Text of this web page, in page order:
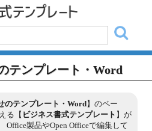
テンプレート・Word
のテンプレート・Word】のペー
る【 ビジネス書式テンプレート 】が
Office製品やOpen Officeで編集して